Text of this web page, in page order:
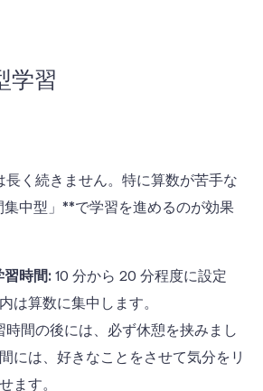
学習
長く続きません。特に算数が苦手な
中型」**で学習を進めるのが効果
習時間: 10 分から 20 分程度に設定
は算数に集中します。
時間の後には、必ず休憩を挟みまし
には、好きなことをさせて気分をリ
ます。